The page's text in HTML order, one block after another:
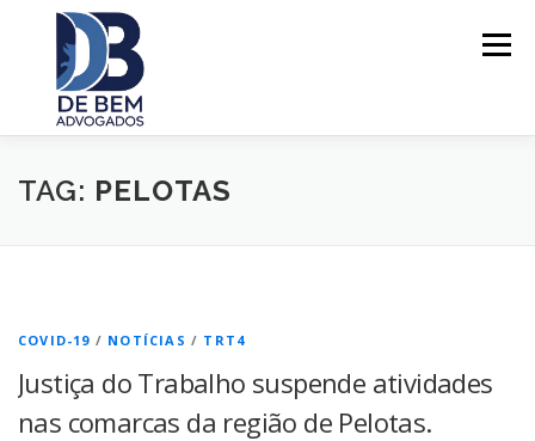
conteúdo
Menu
SOBRE ÁREAS DE ATUAÇÃO
POR QUE ESCOLHER?
TAG: PELOTAS
COVID-19 / NOTÍCIAS / TRT4
Justiça do Trabalho suspende atividades
nas comarcas da região de Pelotas.